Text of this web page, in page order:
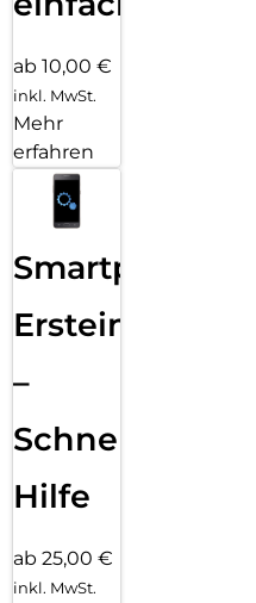
ab 10,00 €
inkl. MwSt.
Mehr
erfahren
Smartphone
Ersteinrichtung
–
Schnelle
Hilfe
ab 25,00 €
inkl. MwSt.